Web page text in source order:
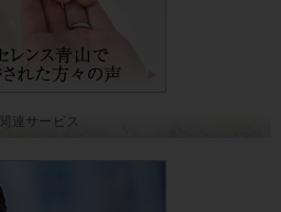
関連サービス